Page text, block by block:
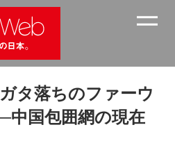
タ落ちのファーウ
中国包囲網の現在